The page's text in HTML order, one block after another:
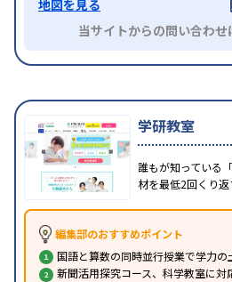
地図を見る
当サイトからの問い合わ
学研教室
誰もが知っている
材を最低2回くり
編集部のおすすめポイント
国語と算数の同時並行授業で学力の
新聞活用探究コース、科学教室に対